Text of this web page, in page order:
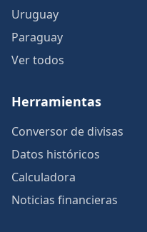
Uruguay
Paraguay
Ver todos
Herramientas
Conversor de divisas
Datos históricos
Calculadora
Noticias financieras